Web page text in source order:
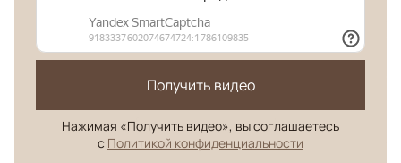
Получить видео
Нажимая «Получить видео», вы соглашаетесь
с Политикой конфиденциальности